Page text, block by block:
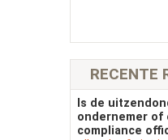
RECENTE
Is de
ondernemer of
compliance